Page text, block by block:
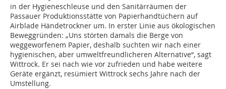
in der Hygieneschleuse und den Sanitärräumen der
Passauer Produktionsstätte von Papierhandtüchern auf
Airblade Händetrockner um. In erster Linie aus ökologischen
Beweggründen: „Uns störten damals die Berge von
weggeworfenem Papier, deshalb suchten wir nach einer
hygienischen, aber umweltfreundlicheren Alternative“, sagt
Wittrock. Er sei nach wie vor zufrieden und habe weitere
Geräte ergänzt, resümiert Wittrock sechs Jahre nach der
Umstellung.